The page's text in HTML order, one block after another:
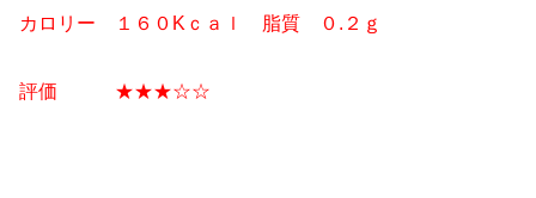
カロリー １６０Kｃａｌ 脂質 ０.２ｇ
評価 ★★★☆☆